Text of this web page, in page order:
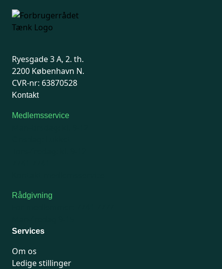
Ryesgade 3 A, 2. th.
2200 København N.
CVR-nr: 63870528
Kontakt
Medlemsservice
Rådgivning
Services
Om os
Ledige stillinger